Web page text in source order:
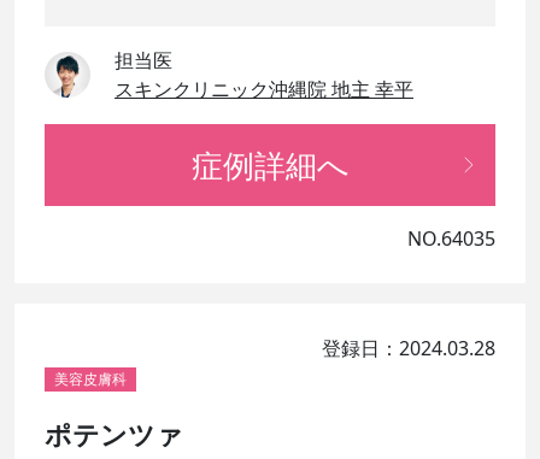
担当医
スキンクリニック沖縄院 地主 幸平
症例詳細へ
NO.64035
登録日：2024.03.28
美容皮膚科
ポテンツァ